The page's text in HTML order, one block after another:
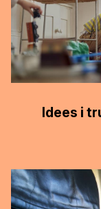
Idees i